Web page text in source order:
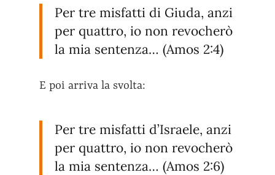
Per tre misfatti di Giuda, anzi
per quattro, io non revocherò
la mia sentenza… (Amos 2:4)
E poi arriva la svolta:
Per tre misfatti d’Israele, anzi
per quattro, io non revocherò
la mia sentenza… (Amos 2:6)